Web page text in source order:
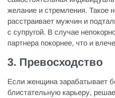
желание и стремления. Такое
расстраивает мужчин и
с супругой. В случае
партнера покорнее, что и
3. Превосходство
Если женщина зарабатывает
блистательную карьеру,